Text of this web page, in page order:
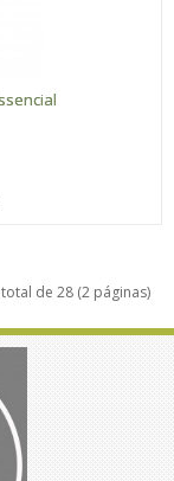
de 28 (2 páginas)